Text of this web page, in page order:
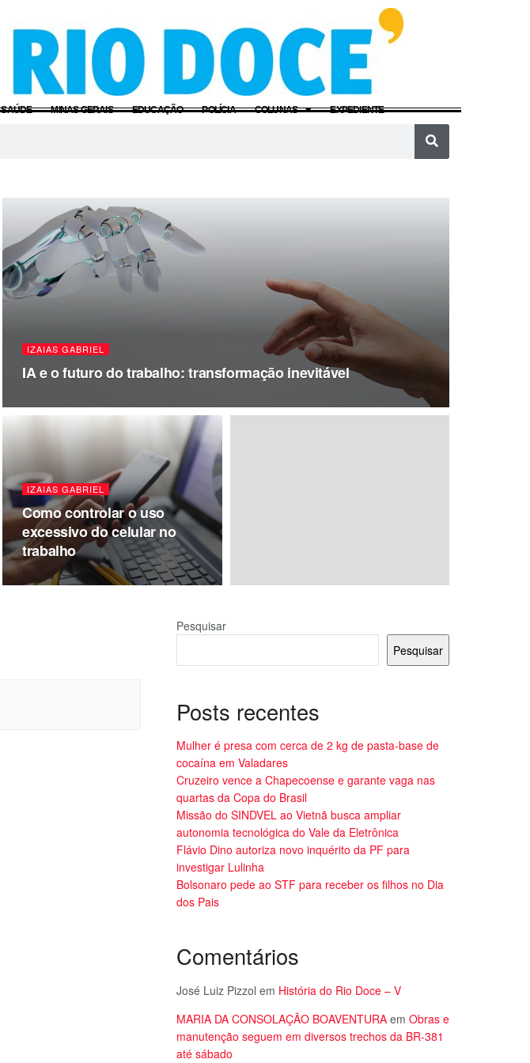
SAÚDE MINAS GERAIS EDUCAÇÃO POLÍCIA COLUNAS EXPEDIENTE
IZAIAS GABRIEL
IA e o futuro do trabalho: transformação inevitável
IZAIAS GABRIEL
Como controlar o uso
excessivo do celular no
trabalho
Pesquisar
Pesquisar
Posts recentes
Mulher é presa com cerca de 2 kg de pasta-base de
cocaína em Valadares
Cruzeiro vence a Chapecoense e garante vaga nas
quartas da Copa do Brasil
Missão do SINDVEL ao Vietnã busca ampliar
autonomia tecnológica do Vale da Eletrônica
Flávio Dino autoriza novo inquérito da PF para
investigar Lulinha
Bolsonaro pede ao STF para receber os filhos no Dia
dos Pais
Comentários
José Luiz Pizzol em História do Rio Doce – V
MARIA DA CONSOLAÇÃO BOAVENTURA em Obras e
manutenção seguem em diversos trechos da BR-381
até sábado